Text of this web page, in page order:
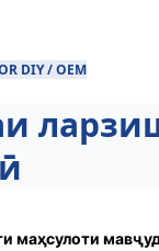
DIY / OEM
маҳсулоти